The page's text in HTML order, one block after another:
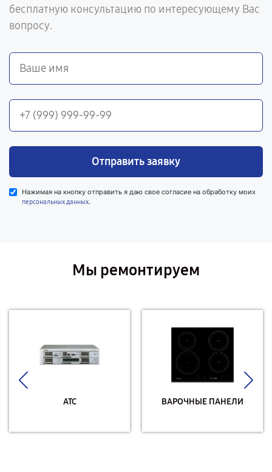
бесплатную консультацию по интересующему Вас
вопросу.
Отправить заявку
Нажимая на кнопку отправить я даю свое согласие на обработку моих
персональных данных.
Мы ремонтируем
АТС ВАРОЧНЫЕ ПАНЕЛИ